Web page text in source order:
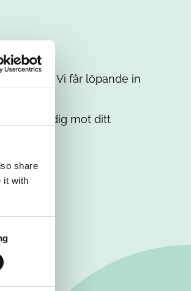
share
it with
inte. Vi får löpande in
vi dig mot ditt